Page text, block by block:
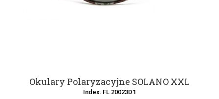
Okulary Polaryzacyjne SOLANO XXL
Index: FL 20023D1